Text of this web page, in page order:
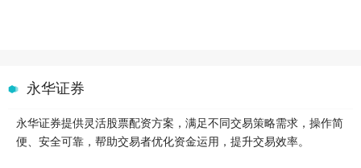
永华证券
永华证券提供灵活股票配资方案，满足不同交易策略需求，操作简
便、安全可靠，帮助交易者优化资金运用，提升交易效率。